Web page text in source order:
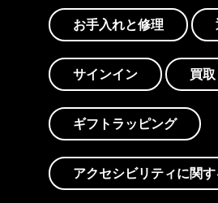
お手入れと修理
サインイン 買取
ギフトラッピング
アクセシビリティに関